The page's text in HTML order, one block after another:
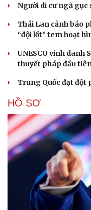
Người di cư ngã gục
Thái Lan cảnh báo
“đội lốt” tem hoạt
UNESCO vinh
thuyết pháp đầu
Trung Quốc đạt
HỒ SƠ